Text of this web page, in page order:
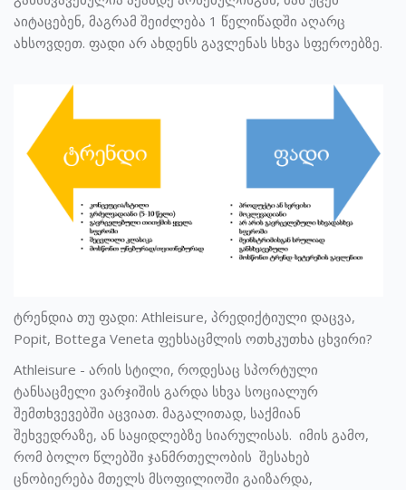
აიტაცებენ, მაგრამ შეიძლება 1 წელიწადში აღარც
ახსოვდეთ. ფადი არ ახდენს გავლენას სხვა სფეროებზე.
ტრენდია თუ ფადი: Athleisure, პრედიქტიული დაცვა,
Popit, Bottega Veneta ფეხსაცმლის ოთხკუთხა ცხვირი?
Athleisure - არის სტილი, როდესაც სპორტული
ტანსაცმელი ვარჯიშის გარდა სხვა სოციალურ
შემთხვევებში აცვიათ. მაგალითად, საქმიან
შეხვედრაზე, ან საყიდლებზე სიარულისას. იმის გამო,
რომ ბოლო წლებში ჯანმრთელობის შესახებ
ცნობიერება მთელს მსოფილიოში გაიზარდა,